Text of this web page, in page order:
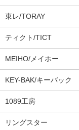
東レ/TORAY
ティクト/TICT
MEIHO/メイホー
KEY-BAK/キーバック
1089工房
リングスター